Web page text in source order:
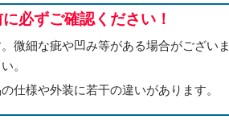
に必ずご確認ください！
微細な疵や凹み等がある場合がございま
。
仕様や外装に若干の違いがあります。